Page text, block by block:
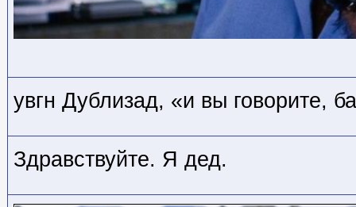
увгн Дублизад, «и вы говорите,
Здравствуйте. Я дед.